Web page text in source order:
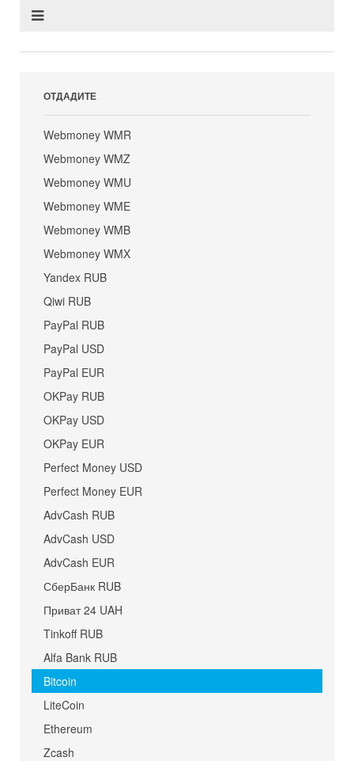
ОТДАДИТЕ
Webmoney WMR
Webmoney WMZ
Webmoney WMU
Webmoney WME
Webmoney WMB
Webmoney WMX
Yandex RUB
Qiwi RUB
PayPal RUB
PayPal USD
PayPal EUR
OKPay RUB
OKPay USD
OKPay EUR
Perfect Money USD
Perfect Money EUR
AdvCash RUB
AdvCash USD
AdvCash EUR
СберБанк RUB
Приват 24 UAH
Tinkoff RUB
Alfa Bank RUB
Bitcoin
LiteCoin
Ethereum
Zcash